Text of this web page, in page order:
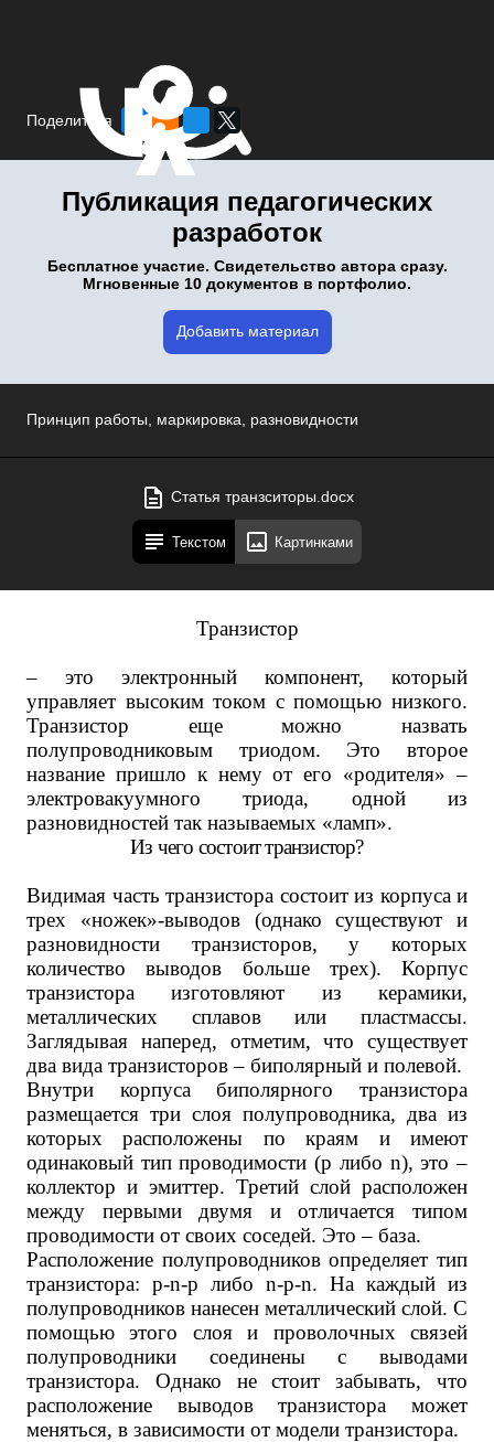
Поделиться
Публикация педагогических
разработок
Бесплатное участие. Свидетельство автора сразу.
Мгновенные 10 документов в портфолио.
Добавить материал
Принцип работы, маркировка, разновидности
Статья транзситоры.docx
Текстом Картинками
Транзистор
– это электронный компонент, который
управляет высоким током с помощью низкого.
Транзистор еще можно назвать
полупроводниковым триодом. Это второе
название пришло к нему от его «родителя» –
электровакуумного триода, одной из
разновидностей так называемых «ламп».
Из чего состоит транзистор?
Видимая часть транзистора состоит из корпуса и
трех «ножек»-выводов (однако существуют и
разновидности транзисторов, у которых
количество выводов больше трех). Корпус
транзистора изготовляют из керамики,
металлических сплавов или пластмассы.
Заглядывая наперед, отметим, что существует
два вида транзисторов – биполярный и полевой.
Внутри корпуса биполярного транзистора
размещается три слоя полупроводника, два из
которых расположены по краям и имеют
одинаковый тип проводимости (p либо n), это –
коллектор и эмиттер. Третий слой расположен
между первыми двумя и отличается типом
проводимости от своих соседей. Это – база.
Расположение полупроводников определяет тип
транзистора: p-n-p либо n-p-n. На каждый из
полупроводников нанесен металлический слой. С
помощью этого слоя и проволочных связей
полупроводники соединены с выводами
транзистора. Однако не стоит забывать, что
расположение выводов транзистора может
меняться, в зависимости от модели транзистора.